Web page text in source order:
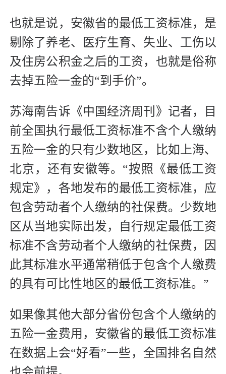
也就是说，安徽省的最低工资标准，是
剔除了养老、医疗生育、失业、工伤以
及住房公积金之后的工资，也就是俗称
去掉五险一金的“到手价”。
苏海南告诉《中国经济周刊》记者，目
前全国执行最低工资标准不含个人缴纳
五险一金的只有少数地区，比如上海、
北京，还有安徽等。“按照《最低工资
规定》，各地发布的最低工资标准，应
包含劳动者个人缴纳的社保费。少数地
区从当地实际出发，自行规定最低工资
标准不含劳动者个人缴纳的社保费，因
此其标准水平通常稍低于包含个人缴费
的具有可比性地区的最低工资标准。”
如果像其他大部分省份包含个人缴纳的
五险一金费用，安徽省的最低工资标准
在数据上会“好看”一些，全国排名自然